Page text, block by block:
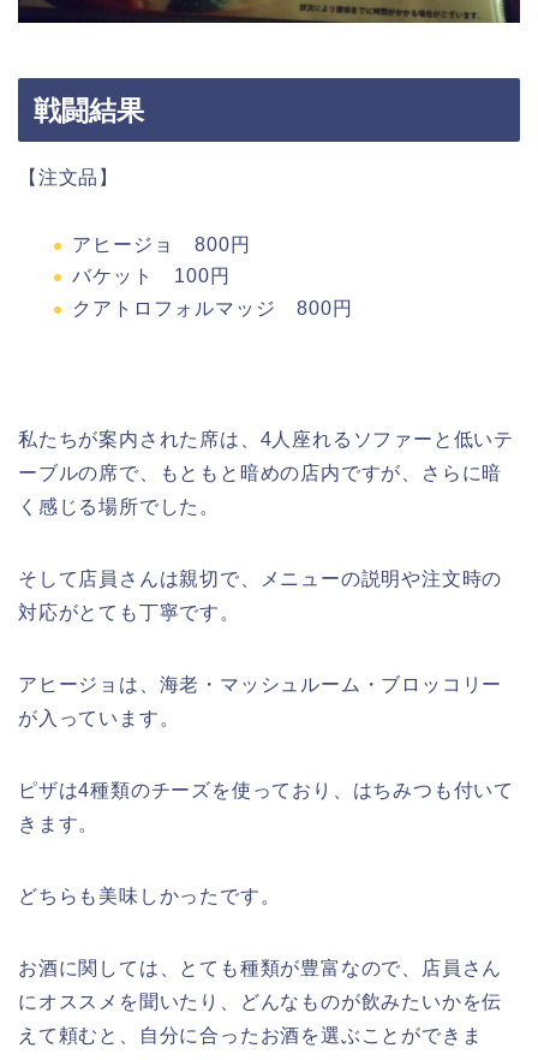
戦闘結果
【注文品】
アヒージョ 800円
バケット 100円
クアトロフォルマッジ 800円
私たちが案内された席は、4人座れるソファーと低いテ
ーブルの席で、もともと暗めの店内ですが、さらに暗
く感じる場所でした。
そして店員さんは親切で、メニューの説明や注文時の
対応がとても丁寧です。
アヒージョは、海老・マッシュルーム・ブロッコリー
が入っています。
ピザは4種類のチーズを使っており、はちみつも付いて
きます。
どちらも美味しかったです。
お酒に関しては、とても種類が豊富なので、店員さん
にオススメを聞いたり、どんなものが飲みたいかを伝
えて頼むと、自分に合ったお酒を選ぶことができま